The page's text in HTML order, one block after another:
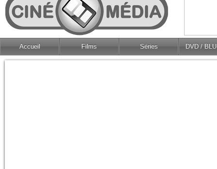
Accueil Films Séries DVD /